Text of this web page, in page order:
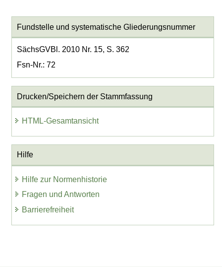
Fundstelle und systematische Gliederungsnummer
SächsGVBl. 2010 Nr. 15, S. 362
Fsn-Nr.: 72
Drucken/Speichern der Stammfassung
HTML-Gesamtansicht
Hilfe
Hilfe zur Normenhistorie
Fragen und Antworten
Barrierefreiheit